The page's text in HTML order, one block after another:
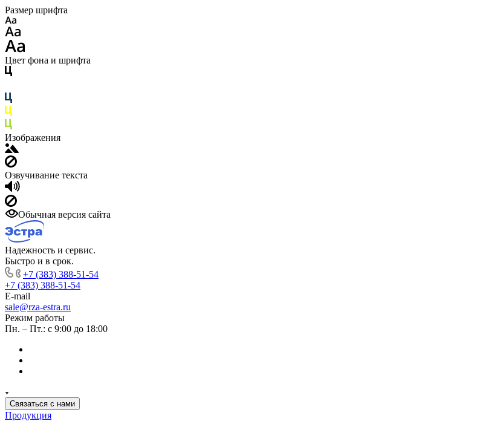
Размер шрифта
Цвет фона и шрифта
Изображения
Озвучивание текста
Обычная версия сайта
Надежность и сервис.
Быстро и в срок.
+7 (383) 388-51-54
+7 (383) 388-51-54
E-mail
sale@rza-estra.ru
Режим работы
Пн. – Пт.: с 9:00 до 18:00
Связаться с нами
Продукция